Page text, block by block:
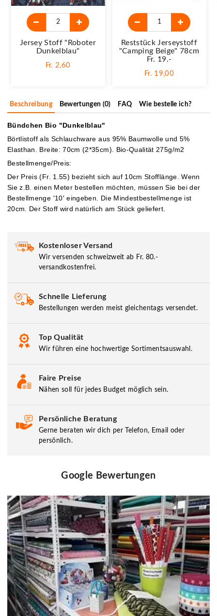
Jersey Stoff "Roboter
Dunkelblau"
Fr. 2,60
Reststück Jerseystoff
"Camping Beige" 78cm
Fr. 19.-
Fr. 19,00
Beschreibung Bewertungen (0) FAQ Wie bestelle ich?
Bündchen Bio "Dunkelblau"
Börtlistoff als Schlauchware aus 95% Baumwolle und 5%
Elasthan. Breite: 70cm (2*35cm). Bio-Qualität 275g/m2
Bestellmenge/Preis:
Der Preis (Fr. 1.55) bezieht sich auf 10cm Stofflänge. Wenn
Sie z.B. einen Meter bestellen möchten, müssen Sie bei der
Bestellmenge '10' eingeben. Die Mindestbestellmenge ist
20cm. Der Stoff wird natürlich am Stück geliefert.
Kostenloser Versand
Wir versenden schweizweit ab Fr. 80.-
versandkostenfrei.
Schnelle Lieferung
Bestellungen werden meist gleichentags versendet.
Top Qualität
Wir führen eine hochwertige Sortimentsauswahl.
Faire Preise
Nähen soll für jedes Budget möglich sein.
Persönliche Beratung
Gerne beraten wir dich per Telefon, Email oder
persönlich.
Google Bewertungen